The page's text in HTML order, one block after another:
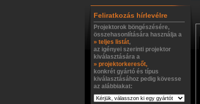
Feliratkozás hírlevélre
Projektorok böngészésére,
összehasonlítására használja a
» teljes listát,
az igényei szerinti projektor
kiválasztására a
» projektorkeresőt,
konkrét gyártó és típus
kiválasztásához pedig kövesse
az alábbiakat: